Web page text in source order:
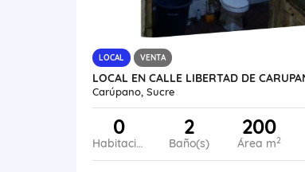
LOCAL VENTA
Carúpano, Sucre
0
Habitaciones
2
Baño(s)
200
Área m2